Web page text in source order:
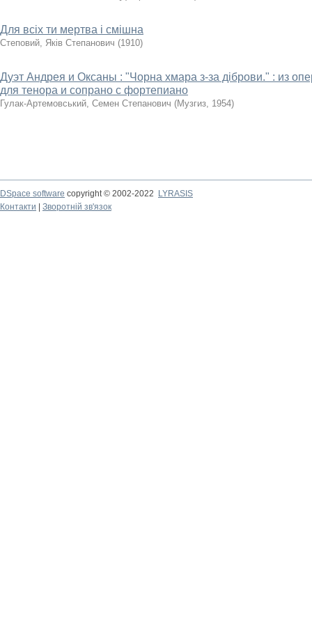
Для всіх ти мертва і смішна
Степовий, Яків Степанович (1910)
Дуэт Андрея и Оксаны : "Чорна хмара з-за діброви." : из
для тенора и сопрано с фортепиано
Гулак-Артемовський, Семен Степанович (Музгиз, 1954)
DSpace software copyright © 2002-2022
LYRASIS
Контакти
Зворотній зв'язок